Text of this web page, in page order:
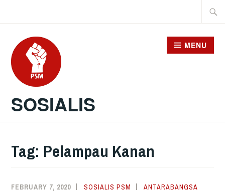
content
SOSIALIS
MENU
Tag: Pelampau Kanan
FEBRUARY 7, 2020 SOSIALIS PSM ANTARABANGSA